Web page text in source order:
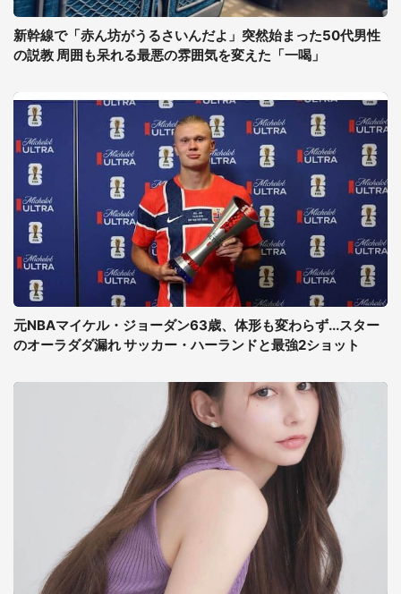
新幹線で「赤ん坊がうるさいんだよ」突然始まった50代男性
の説教 周囲も呆れる最悪の雰囲気を変えた「一喝」
元NBAマイケル・ジョーダン63歳、体形も変わらず...スター
のオーラダダ漏れ サッカー・ハーランドと最強2ショット